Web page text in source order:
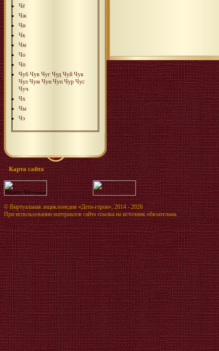
Чё
Чж
Чи
Чк
Чм
Чо
Чп
Чуб Чув Чуг Чуд Чуй Чук
Чул Чум Чун Чуп Чур Чус
Чуч
Чх
Чы
Чэ
Карта сайта
©Виртуальная энциклопедия «Дети-герои», 2014 - 2026
При использовании материалов сайта ссылка на источник обязательна.